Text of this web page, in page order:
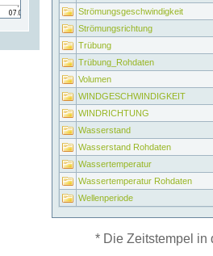
Strömungsgeschwindigkeit
Strömungsrichtung
Trübung
Trübung_Rohdaten
Volumen
WINDGESCHWINDIGKEIT
WINDRICHTUNG
Wasserstand
Wasserstand Rohdaten
Wassertemperatur
Wassertemperatur Rohdaten
Wellenperiode
* Die Zeitstempel in